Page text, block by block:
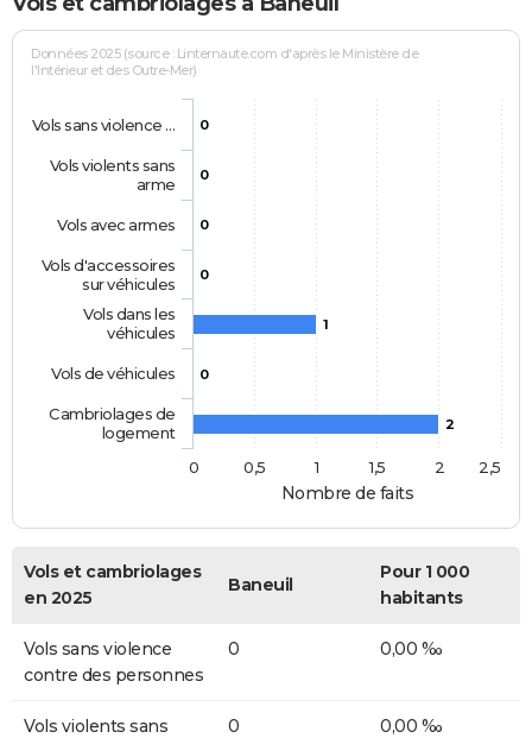
Nombre de faits
Données 2025 (source : Linternaute.com d'après le Ministère de
l'Intérieur et des Outre-Mer)
0
0
0
0
1
0
2
Vols sans violence …
Vols violents sans
arme
Vols avec armes
Vols d'accessoires
sur véhicules
Vols dans les
véhicules
Vols de véhicules
Cambriolages de
logement
0
0,5 1 1,5 2 2,5
Vols et cambriolages
en 2025
Baneuil
Pour 1 000
habitants
Vols sans violence
contre des personnes
0 0,00 ‰
Vols violents sans
0 0,00 ‰